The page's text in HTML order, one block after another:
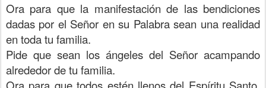
Ora para que la manifestación de las bendiciones
dadas por el Señor en su Palabra sean una realidad
en toda tu familia.
Pide que sean los ángeles del Señor acampando
alrededor de tu familia.